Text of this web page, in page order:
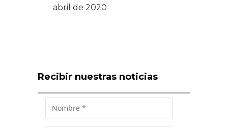
abril de 2020
Recibir nuestras noticias